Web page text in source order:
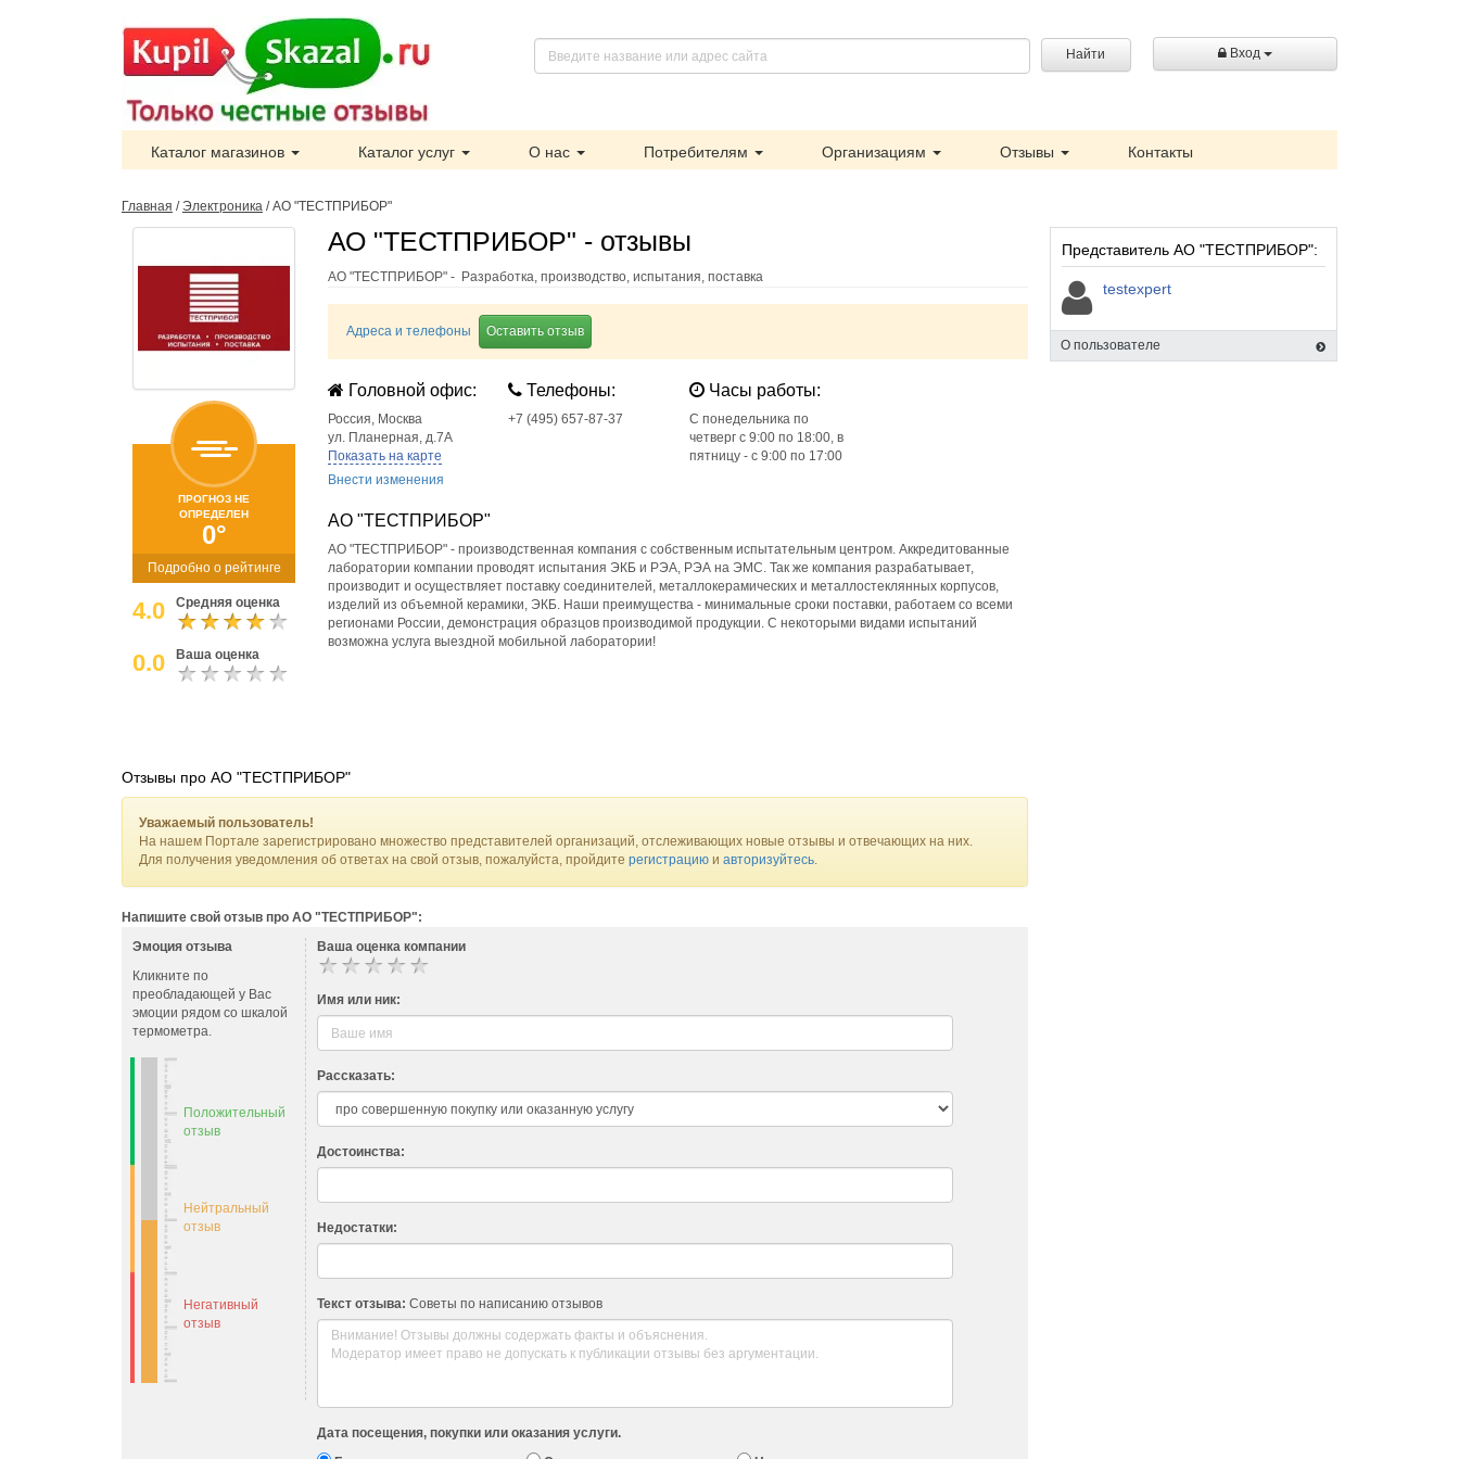
Найти Вход
Каталог магазинов Каталог услуг О нас Потребителям Организациям Отзывы Контакты
Главная / Электроника /АО "ТЕСТПРИБОР"
ПРОГНОЗ НЕ
ОПРЕДЕЛЕН
0°
Подробно о рейтинге
4.0 Средняя оценка
0.0 Ваша оценка
АО "ТЕСТПРИБОР" - отзывы
АО "ТЕСТПРИБОР" - Разработка, производство, испытания, поставка
Адреса и телефоны Оставить отзыв
Головной офис:
Россия, Москва
ул. Планерная, д.7А
Показать на карте
Внести изменения
Телефоны:
+7 (495) 657-87-37
Часы работы:
С понедельника по
четверг с 9:00 по 18:00, в
пятницу - с 9:00 по 17:00
АО "ТЕСТПРИБОР"
АО "ТЕСТПРИБОР" - производственная компания с собственным испытательным центром. Аккредитованные
лаборатории компании проводят испытания ЭКБ и РЭА, РЭА на ЭМС. Так же компания разрабатывает,
производит и осуществляет поставку соединителей, металлокерамических и металлостеклянных корпусов,
изделий из объемной керамики, ЭКБ. Наши преимущества - минимальные сроки поставки, работаем со всеми
регионами России, демонстрация образцов производимой продукции. С некоторыми видами испытаний
возможна услуга выездной мобильной лаборатории!
Представитель АО "ТЕСТПРИБОР":
testexpert
О пользователе
Отзывы про АО "ТЕСТПРИБОР"
Уважаемый пользователь!
На нашем Портале зарегистрировано множество представителей организаций, отслеживающих новые отзывы и отвечающих на них.
Для получения уведомления об ответах на свой отзыв, пожалуйста, пройдите регистрацию и авторизуйтесь.
Напишите свой отзыв про АО "ТЕСТПРИБОР":
Эмоция отзыва
Кликните по
преобладающей у Вас
эмоции рядом со шкалой
термометра.
Положительный
отзыв
Нейтральный
отзыв
Негативный
отзыв
Ваша оценка компании
Имя или ник:
Рассказать:
Достоинства:
Недостатки:
Текст отзыва: Советы по написанию отзывов
Дата посещения, покупки или оказания услуги.